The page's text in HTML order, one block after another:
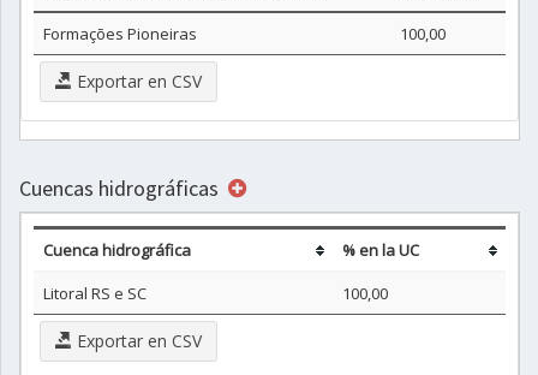
Formações Pioneiras
100,00
Exportar en CSV
Cuencas hidrográficas
Cuenca hidrográfica
% en la UC
Litoral RS e SC
100,00
Exportar en CSV